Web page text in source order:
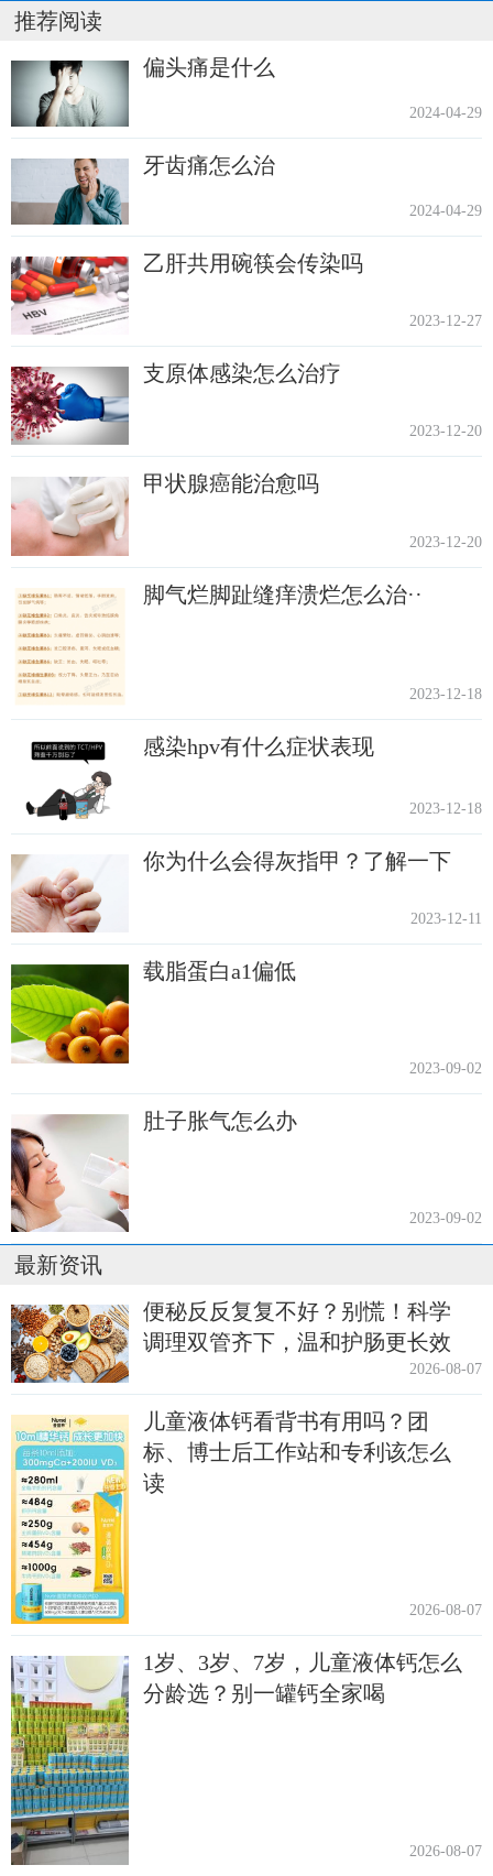
推荐阅读
偏头痛是什么
2024-04-29
牙齿痛怎么治
2024-04-29
乙肝共用碗筷会传染吗
2023-12-27
支原体感染怎么治疗
2023-12-20
甲状腺癌能治愈吗
2023-12-20
脚气烂脚趾缝痒溃烂怎么治··
2023-12-18
感染hpv有什么症状表现
2023-12-18
你为什么会得灰指甲？了解一下
2023-12-11
载脂蛋白a1偏低
2023-09-02
肚子胀气怎么办
2023-09-02
最新资讯
便秘反反复复不好？别慌！科学
调理双管齐下，温和护肠更长效
2026-08-07
儿童液体钙看背书有用吗？团
标、博士后工作站和专利该怎么
读
2026-08-07
1岁、3岁、7岁，儿童液体钙怎么
分龄选？别一罐钙全家喝
2026-08-07